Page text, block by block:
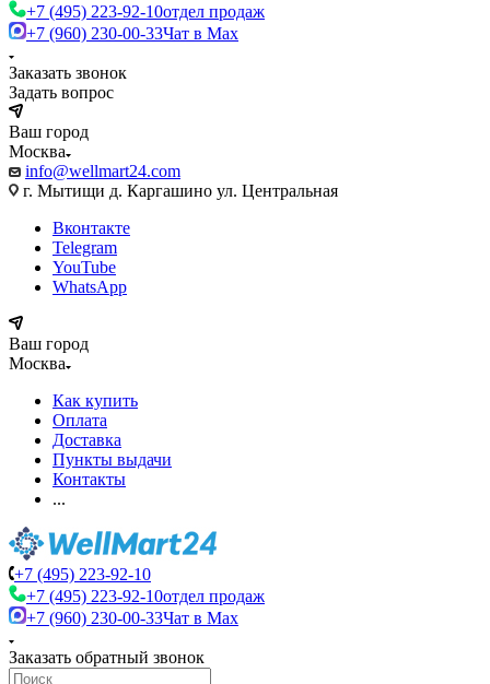
+7 (495) 223-92-10отдел продаж
+7 (960) 230-00-33Чат в Max
Заказать звонок
Задать вопрос
Ваш город
Москва
info@wellmart24.com
г. Мытищи д. Каргашино ул. Центральная
Вконтакте
Telegram
YouTube
WhatsApp
Ваш город
Москва
Как купить
Оплата
Доставка
Пункты выдачи
Контакты
...
+7 (495) 223-92-10
+7 (495) 223-92-10отдел продаж
+7 (960) 230-00-33Чат в Max
Заказать обратный звонок